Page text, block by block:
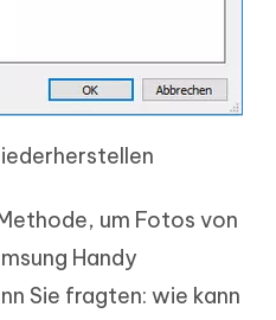
um Fotos von
Handy
Sie fragten: wie kann